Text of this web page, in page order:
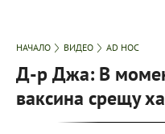
НАЧАЛО ВИДЕО AD HOC
Д-р Джа: В
ваксина срещу